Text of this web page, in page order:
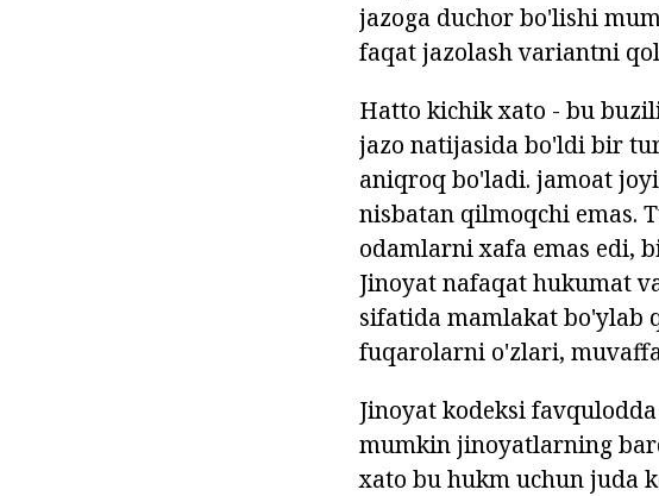
jazoga duchor bo'lishi
faqat jazolash variantni
Hatto kichik xato - bu
jazo natijasida bo'ldi bir
aniqroq bo'ladi. jamoat
nisbatan qilmoqchi emas.
odamlarni xafa emas edi,
Jinoyat nafaqat hukumat
sifatida mamlakat
fuqarolarni o'zlari,
Jinoyat kodeksi
mumkin jinoyatlarning
xato bu hukm uchun juda